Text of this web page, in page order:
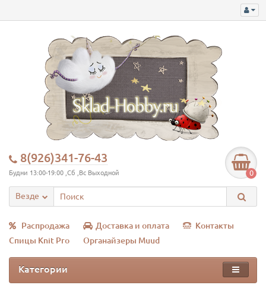
8(926)341-76-43
Будни 13:00-19:00 ,Сб ,Вс Выходной 0
Везде
Распродажа Доставка и оплата
Контакты
Спицы Knit Pro
Органайзеры Muud
Категории